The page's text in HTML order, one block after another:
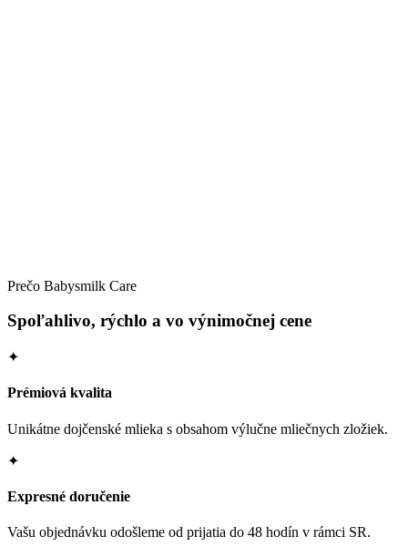
Detail →
Prečo Babysmilk Care
Spoľahlivo, rýchlo a vo výnimočnej cene
✦
Prémiová kvalita
Unikátne dojčenské mlieka s obsahom výlučne mliečnych zložiek.
✦
Expresné doručenie
Vašu objednávku odošleme od prijatia do 48 hodín v rámci SR.